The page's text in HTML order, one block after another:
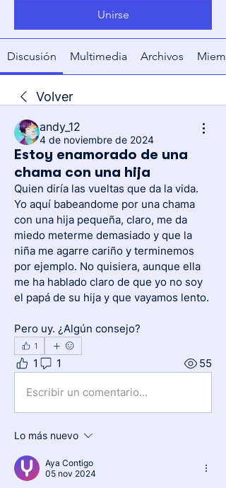
Unirse
Discusión Multimedia Archivos
Volver
andy_12
4 de noviembre de 2024
Estoy enamorado de una
chama con una hija
Quien diría las vueltas que da la vida.
Yo aquí babeandome por una chama
con una hija pequeña, claro, me da
miedo meterme demasiado y que la
niña me agarre cariño y terminemos
por ejemplo. No quisiera, aunque ella
me ha hablado claro de que yo no soy
el papá de su hija y que vayamos lento.
Pero uy. ¿Algún consejo?
1
1 1 55
Escribir un comentario...
Lo más nuevo
Aya Contigo
05 nov 2024